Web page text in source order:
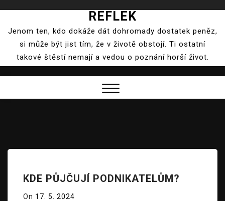
content
REFLEK
Jenom ten, kdo dokáže dát dohromady dostatek peněz,
si může být jist tím, že v životě obstojí. Ti ostatní
takové štěstí nemají a vedou o poznání horší život.
KDE PŮJČUJÍ PODNIKATELŮM?
On 17. 5. 2024